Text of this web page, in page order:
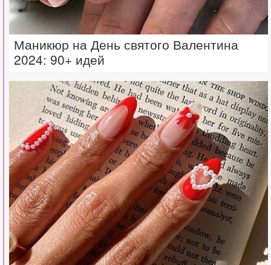
Маникюр на День святого Валентина
2024: 90+ идей